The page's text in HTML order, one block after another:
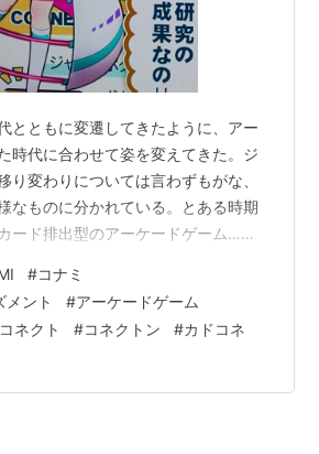
とともに変遷してきたように、アー
時代に合わせて姿を変えてきた。ジ
り変わりについては言わずもがな、
なものに分かれている。とある時期
ード排出型のアーケードゲーム…
たと言えるだろう。ところで今宵語
もまた『カード』との関連性が深い
とはまた違った形でカードを活用
て今宵の主役となるこの『カードコ
もゲームセンターで大奮闘中の
#コナミ
メント #アーケードゲーム
ネクト #コネクトン #カドコネ